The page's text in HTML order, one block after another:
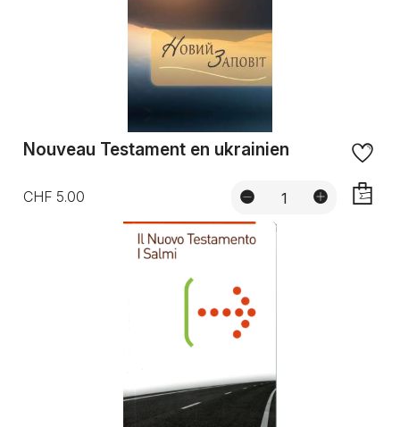
Nouveau Testament en ukrainien
CHF 5.00